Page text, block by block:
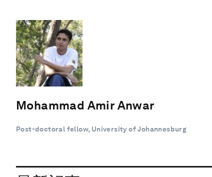
Mohammad Amir Anwar
Post-doctoral fellow, University of Johannesburg